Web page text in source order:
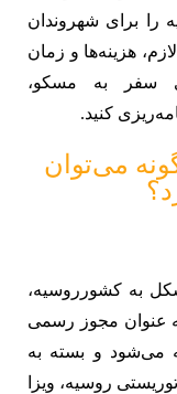
را برای شهروندان
هزینه‌ها و زمان
سفر به مسکو،
کنید.
می‌توان
به کشورروسیه،
عنوان مجوز رسمی
می‌شود و بسته به
روسیه، ویزا